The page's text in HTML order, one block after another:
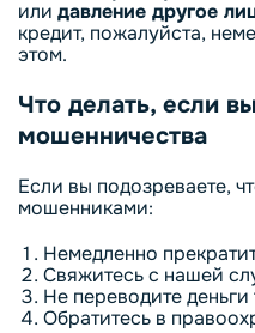
или давление другое
кредит, пожалуйста,
этом.
Что делать, если
мошенничества
Если вы подозреваете,
мошенниками:
Немедленно
Свяжитесь с нашей
Не переводите
Обратитесь в